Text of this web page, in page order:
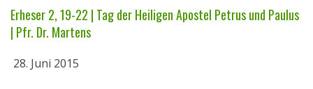
Über uns
Geistliches Wort
Erheser 2, 19-22 | Tag der Heiligen Apostel Petrus und Paulus
| Pfr. Dr. Martens
28. Juni 2015